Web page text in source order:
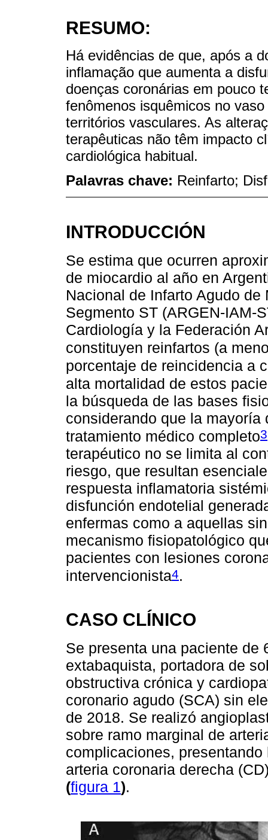
RESUMO:
Há evidências de que, após a
inflamação que aumenta a
doenças coronárias em pouco
fenômenos isquêmicos no
territórios vasculares. As
terapêuticas não têm impacto
cardiológica habitual.
Palavras chave: Reinfarto;
INTRODUCCIÓN
Se estima que ocurren
de miocardio al año en
Nacional de Infarto Agudo
Segmento ST (ARGEN-IAM-
Cardiología y la Federación
constituyen reinfartos (a
porcentaje de reincidencia a
alta mortalidad de estos
la búsqueda de las bases
considerando que la
tratamiento médico completo3
terapéutico no se limita al
riesgo, que resultan
respuesta inflamatoria
disfunción endotelial
enfermas como a aquellas
mecanismo fisiopatológico
pacientes con lesiones
intervencionista4.
CASO CLÍNICO
Se presenta una paciente de
extabaquista, portadora de
obstructiva crónica y
coronario agudo (SCA) sin
de 2018. Se realizó
sobre ramo marginal de
complicaciones,
arteria coronaria derecha
(figura 1).